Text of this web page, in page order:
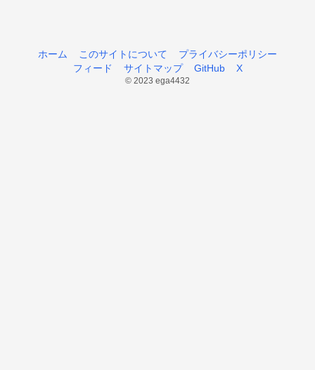
© 2023 ega4432
ホーム このサイトについて
プライバシーポリシー
フィード
サイトマップ GitHub X